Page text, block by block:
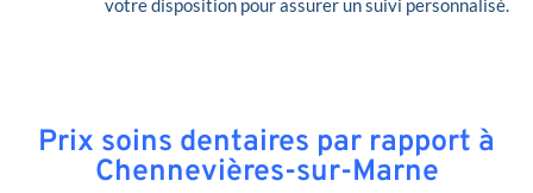
votre disposition pour assurer un suivi personnalisé.
Prix soins dentaires par rapport à
Chennevières-sur-Marne